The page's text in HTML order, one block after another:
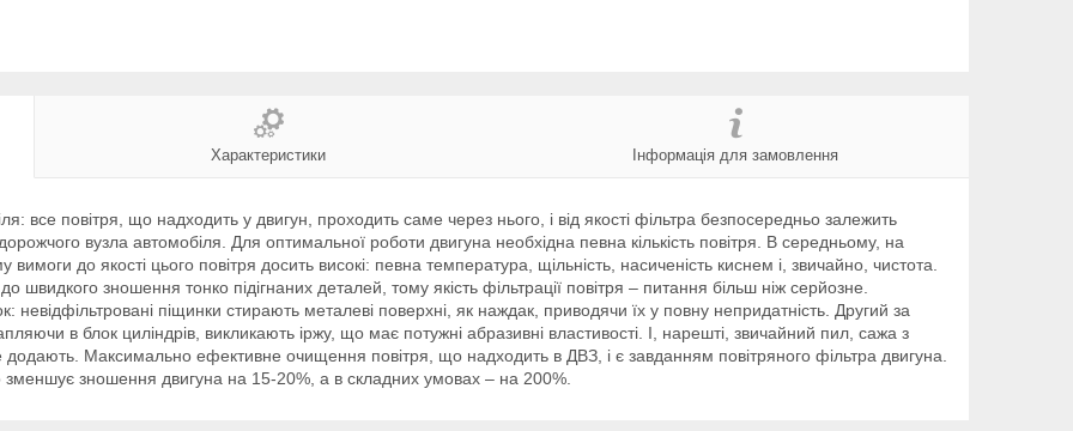
Характеристики Інформація для замовлення
все повітря, що надходить у двигун, проходить саме через нього, і від якості фільтра безпосередньо залежить
вузла автомобіля. Для оптимальної роботи двигуна необхідна певна кількість повітря. В середньому, на
до якості цього повітря досить високі: певна температура, щільність, насиченість киснем і, звичайно, чистота.
швидкого зношення тонко підігнаних деталей, тому якість фільтрації повітря – питання більш ніж серйозне.
піщинки стирають металеві поверхні, як наждак, приводячи їх у повну непридатність. Другий за
в блок циліндрів, викликають іржу, що має потужні абразивні властивості. І, нарешті, звичайний пил, сажа з
додають. Максимально ефективне очищення повітря, що надходить в ДВЗ, і є завданням повітряного фільтра двигуна.
зменшує зношення двигуна на 15-20%, а в складних умовах – на 200%.